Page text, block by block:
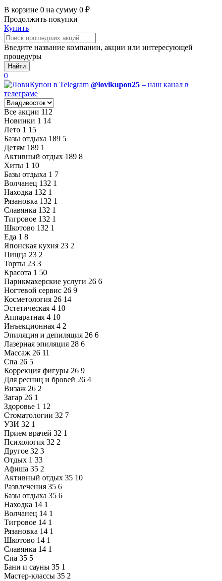
В корзине 0 на сумму 0 ₽
Продолжить покупки
Купить
Введите название компании, акции или интересующей
процедуры
Найти
0
@lovikupon25 – наш канал в
телеграме
Все акции 112
Новинки 1 14
Лето 1 15
Базы отдыха 189 5
Детям 189 1
Активный отдых 189 8
Хиты 1 10
Базы отдыха 1 7
Волчанец 132 1
Находка 132 1
Рязановка 132 1
Славянка 132 1
Тигровое 132 1
Шкотово 132 1
Еда 1 8
Японская кухня 23 2
Пицца 23 2
Торты 23 3
Красота 1 50
Парикмахерские услуги 26 6
Ногтевой сервис 26 9
Косметология 26 14
Эстетическая 4 10
Аппаратная 4 10
Инъекционная 4 2
Эпиляция и депиляция 26 6
Лазерная эпиляция 28 6
Массаж 26 11
Спа 26 5
Коррекция фигуры 26 9
Для ресниц и бровей 26 4
Визаж 26 2
Загар 26 1
Здоровье 1 12
Стоматологии 32 7
УЗИ 32 1
Прием врачей 32 1
Психология 32 2
Другое 32 3
Отдых 1 33
Афиша 35 2
Активный отдых 35 10
Развлечения 35 6
Базы отдыха 35 6
Находка 14 1
Волчанец 14 1
Тигровое 14 1
Рязановка 14 1
Шкотово 14 1
Славянка 14 1
Спа 35 5
Бани и сауны 35 1
Мастер-классы 35 2